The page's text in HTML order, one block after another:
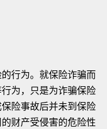
行为。就保险诈骗而
为，只是为诈骗保险
险事故后并未到保险
财产受侵害的危险性